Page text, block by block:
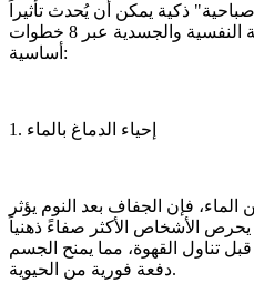
ذكية يمكن أن يُحدث تأثيراً
تراكمياً إيجابياً على الصحة النفسية والجسدية عبر 8 خطوات
أساسية:
​1. إحياء الدماغ بالماء
يتكون من 75% من الماء، فإن الجفاف بعد النوم يؤثر
الأشخاص الأكثر صفاءً ذهنياً
تناول القهوة، مما يمنح الجسم
دفعة فورية من الحيوية.